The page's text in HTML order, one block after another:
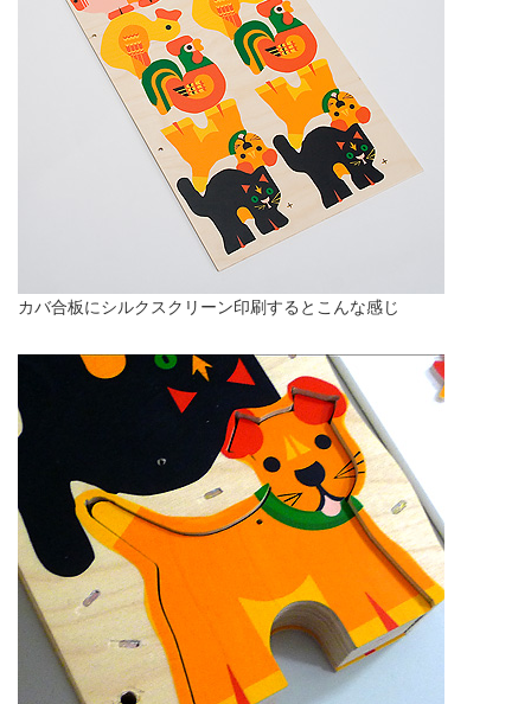
カバ合板にシルクスクリーン印刷するとこんな感じ